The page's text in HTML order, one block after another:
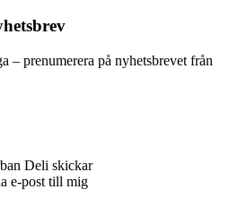
– prenumerera på nyhetsbrevet från
Deli skickar
e-post till mig